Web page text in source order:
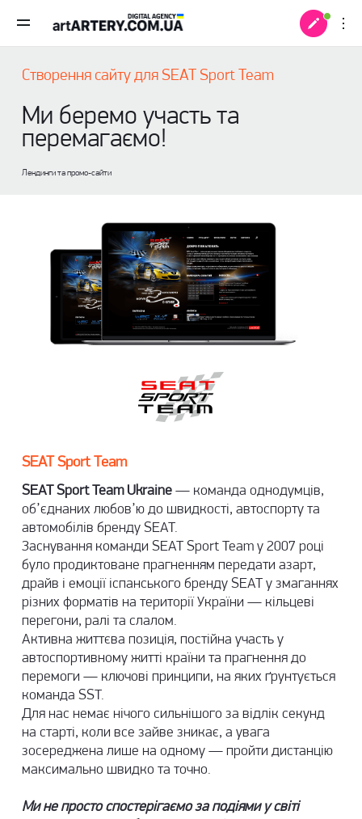
Створення сайту для SEAT Sport Team
Ми беремо участь та
перемагаємо!
Лендинги та промо-сайти
SEAT Sport Team
SEAT Sport Team Ukraine— команда однодумців,
об’єднаних любов’ю до швидкості, автоспорту та
автомобілів бренду SEAT.
Заснування команди SEAT Sport Team у 2007 році
було продиктоване прагненням передати азарт,
драйв і емоції іспанського бренду SEAT у змаганнях
різних форматів на території України — кільцеві
перегони, ралі та слалом.
Активна життєва позиція, постійна участь у
автоспортивному житті країни та прагнення до
перемоги — ключові принципи, на яких ґрунтується
команда SST.
Для нас немає нічого сильнішого за відлік секунд
на старті, коли все зайве зникає, а увага
зосереджена лише на одному — пройти дистанцію
максимально швидко та точно.
Ми не просто спостерігаємо за подіями у світі